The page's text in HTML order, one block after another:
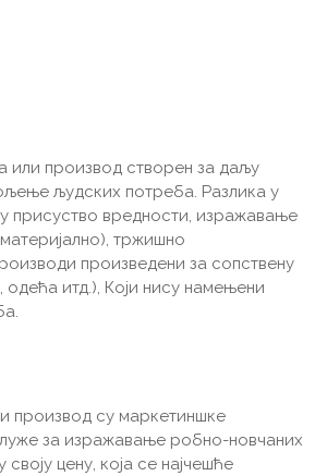
или производ створен за даљу
људских потреба. Разлика у
присуство вредности, изражавање
тржишно
произведени за сопствену
итд.), Који нису намењени
производ су маркетиншке
за изражавање робно-новчаних
цену, која се најчешће